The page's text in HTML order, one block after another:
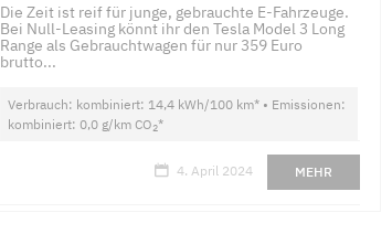
Die Zeit ist reif für junge, gebrauchte E-Fahrzeuge.
Bei Null-Leasing könnt ihr den Tesla Model 3 Long
Range als Gebrauchtwagen für nur 359 Euro
brutto...
Verbrauch: kombiniert: 14,4 kWh/100 km* • Emissionen:
kombiniert: 0,0 g/km CO2*
4. April 2024 MEHR